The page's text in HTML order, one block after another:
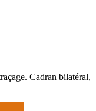
Cadran bilatéral,